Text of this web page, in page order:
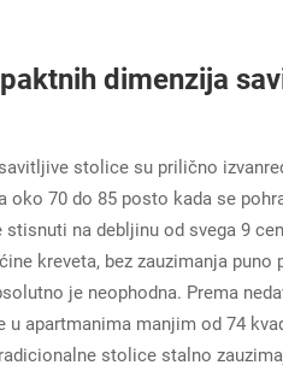
dimenzija
stolice su prilično
oko 70 do 85 posto kada se
na debljinu od svega 9
kreveta, bez zauzimanja
je neophodna. Prema
u apartmanima manjim od 74
stolice stalno